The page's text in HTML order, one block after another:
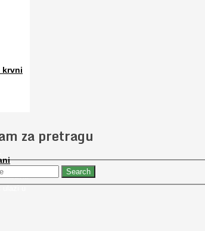
krvni
za pretragu